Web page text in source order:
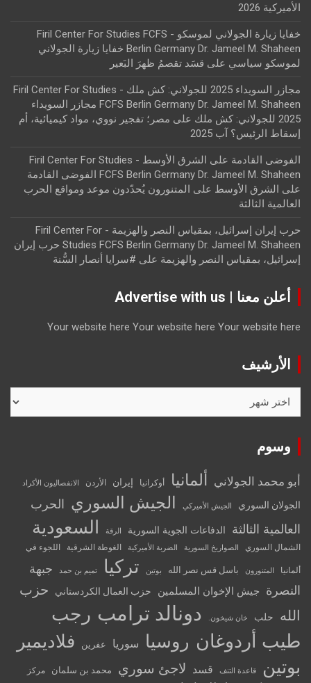
الأميركية 2026
خفايا زيارة الجولاني لموسكو - Firil Center For Studies FCFS
Berlin Germany Dr. Jameel M. Shaheen خفايا زيارة الجولاني
لموسكو سياسي على قسَد تقصمُ ظهرَ البَعير
مجازر السويداء 2025 للجولاني: كش ملك - Firil Center For Studies
FCFS Berlin Germany Dr. Jameel M. Shaheen مجازر السويداء
2025 للجولاني: كش ملك
على مصر؛ تفجير نووي، مواد كيميائية، أم
إسقاط الرئيس؟ آب 2025
الفوضى القادمة على الشرق الأوسط - Firil Center For Studies
FCFS Berlin Germany Dr. Jameel M. Shaheen الفوضى القادمة
على الشرق الأوسط على المتنورون يُحدّدون موعد ومواقع الحرب
العالمية الثالثة
حرب إيران إسرائيل، بمقياس النصر والهزيمة - Firil Center For
Studies FCFS Berlin Germany Dr. Jameel M. Shaheen حرب إيران
إسرائيل، بمقياس النصر والهزيمة على #سرايا أنصار السُّنة
أعلن معنا | Advertise with us
Your website here Your website here Your website here
الأرشيف
وسوم
أبو محمد الجولاني ألمانيا أوكرانيا إيران الأردن الانفصاليون الأكراد
الجولان السوري الجيش الأميركي الجيش السوري الحرب
العالمية الثالثة
الدفاعات الجوية السورية الرقة السعودية
الشمال السوري الصواريخ السورية الضربة الأميركية الغوطة الشرقية اللجوء في
ألمانيا المتنورون باسل قس نصر الله بوتين تركيا تميم بن حمد
جبهة
النصرة
جيش الإخوان المسلمين حزب العمال الكردستاني
حزب
الله
حلب خان شيخون. دونالد ترامب رجب
طيب أردوغان روسيا سوريا عفرين
فلاديمير
بوتين
قاعدة التنف قسد لاجئ سوري محمد بن سلمان مركز